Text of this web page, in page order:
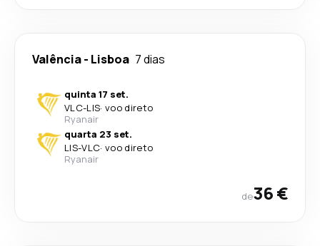
Valência- Lisboa 7 dias
quinta 17 set.
VLC-LIS· voo direto
Ryanair
quarta 23 set.
LIS-VLC· voo direto
Ryanair
de36 €